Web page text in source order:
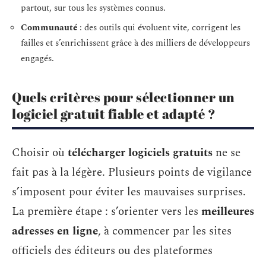
partout, sur tous les systèmes connus.
Communauté : des outils qui évoluent vite, corrigent les
failles et s’enrichissent grâce à des milliers de développeurs
engagés.
Quels critères pour sélectionner un
logiciel gratuit fiable et adapté ?
Choisir où télécharger logiciels gratuits ne se
fait pas à la légère. Plusieurs points de vigilance
s’imposent pour éviter les mauvaises surprises.
La première étape : s’orienter vers les meilleures
adresses en ligne, à commencer par les sites
officiels des éditeurs ou des plateformes